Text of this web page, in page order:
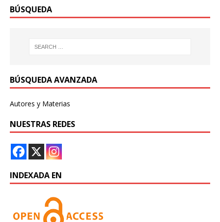
BÚSQUEDA
BÚSQUEDA AVANZADA
Autores y Materias
NUESTRAS REDES
INDEXADA EN